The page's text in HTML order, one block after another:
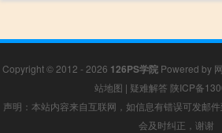
Copyright © 2012 - 2026 126PS学院Powered by
站地图 | 疑难解答 陕ICP备
声明：本站内容来自互联网，如信息有错误可发邮
会及时纠正，谢谢